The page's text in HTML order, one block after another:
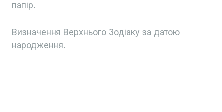
папір.
Визначення Верхнього Зодіаку за датою
народження.